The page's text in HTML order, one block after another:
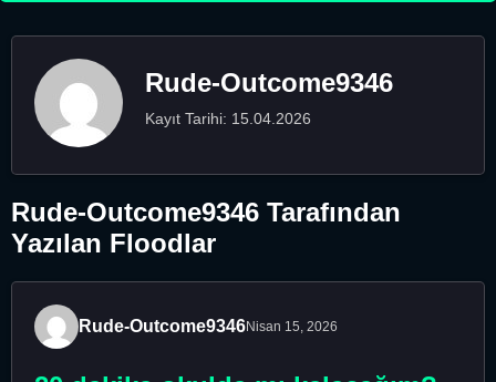
Rude-Outcome9346
Kayıt Tarihi: 15.04.2026
Rude-Outcome9346 Tarafından
Yazılan Floodlar
Rude-Outcome9346Nisan 15, 2026